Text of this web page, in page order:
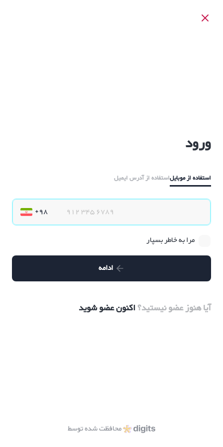
ورود
استفاده از موبایلاستفاده از آدرس ایمیل
مرا به خاطر بسپار
ادامه
آیا هنوز عضو نیستید؟اکنون عضو شوید
محافظت شده توسط